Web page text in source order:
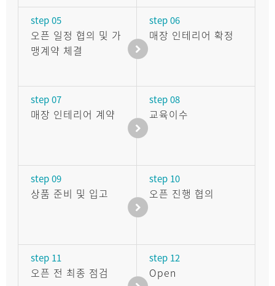
step 05
오픈 일정 협의 및 가
맹계약 체결
step 06
매장 인테리어 확정
step 07
매장 인테리어 계약
step 08
교육이수
step 09
상품 준비 및 입고
step 10
오픈 진행 협의
step 11
오픈 전 최종 점검
step 12
Open